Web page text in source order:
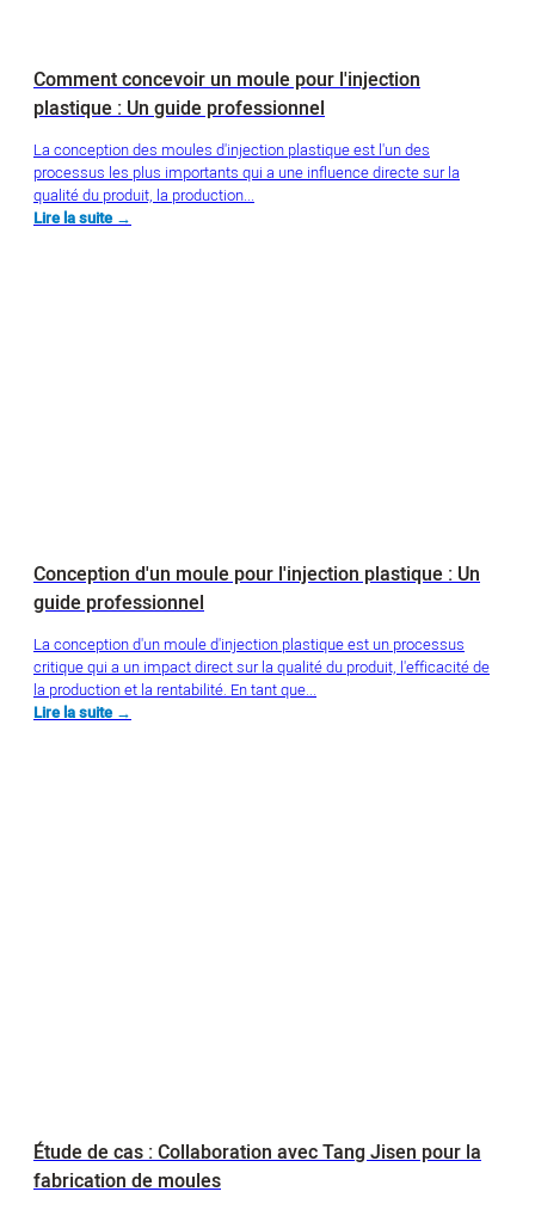
Comment concevoir un moule pour l'injection
plastique : Un guide professionnel
La conception des moules d'injection plastique est l'un des
processus les plus importants qui a une influence directe sur la
qualité du produit, la production...
Lire la suite →
Conception d'un moule pour l'injection plastique : Un
guide professionnel
La conception d'un moule d'injection plastique est un processus
critique qui a un impact direct sur la qualité du produit, l'efficacité de
la production et la rentabilité. En tant que...
Lire la suite →
Étude de cas : Collaboration avec Tang Jisen pour la
fabrication de moules